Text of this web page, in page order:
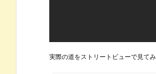
実際の道をストリートビューで見て